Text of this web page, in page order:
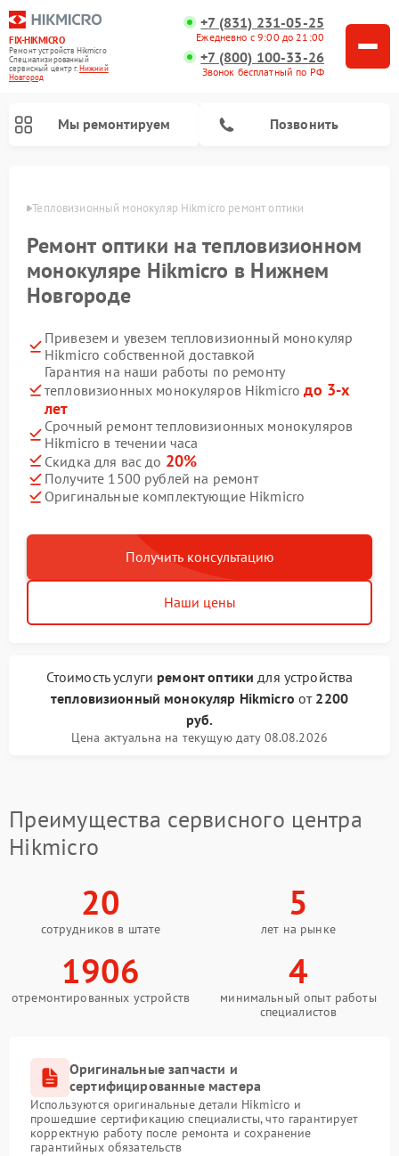
FIX-HIKMICRO
Ремонт устройств Hikmicro
Специализированный
cервисный центр г.Нижний
Новгород
+7 (831) 231-05-25
Ежедневно с 9:00 до 21:00
+7 (800) 100-33-26
Звонок бесплатный по РФ
Мы ремонтируем Позвонить
Тепловизионный монокуляр Hikmicro ремонт оптики
Ремонт оптики на тепловизионном
монокуляре Hikmicro в Нижнем
Новгороде
Привезем и увезем тепловизионный монокуляр
Hikmicro собственной доставкой
Гарантия на наши работы по ремонту
тепловизионных монокуляров Hikmicroдо 3-х
лет
Срочный ремонт тепловизионных монокуляров
Hikmicro в течении часа
Скидка для вас до 20%
Получите 1500 рублей на ремонт
Оригинальные комплектующие Hikmicro
Получить консультацию
Наши цены
Стоимость услуги ремонт оптики для устройства
тепловизионный монокуляр Hikmicro от 2200
руб.
Цена актуальна на текущую дату 08.08.2026
Преимущества сервисного центра
Hikmicro
20
сотрудников в штате
5
лет на рынке
1906
отремонтированных устройств
4
минимальный опыт работы
специалистов
Оригинальные запчасти и
сертифицированные мастера
Используются оригинальные детали Hikmicro и
прошедшие сертификацию специалисты, что гарантирует
корректную работу после ремонта и сохранение
гарантийных обязательств